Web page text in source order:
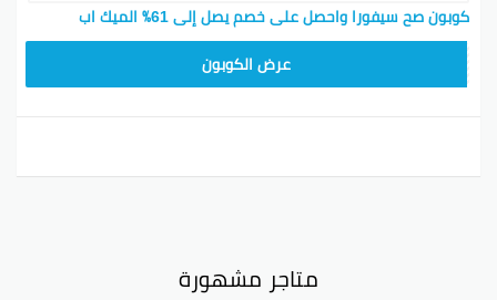
كوبون صح سيفورا واحصل على خصم يصل إلى 61٪ الميك اب
عرض الكوبون
متاجر مشهورة